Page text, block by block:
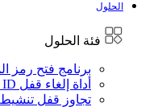
الحلول
فئة الحلول
برنامج فتح رمز
أداة إلغاء قفل Apple ID
تجاوز قفل تنشيط iCloud